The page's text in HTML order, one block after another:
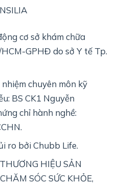
cơ sở khám chữa
GPHĐ do sở Y tế Tp.
chuyên môn kỹ
BS CK1 Nguyễn
chỉ hành nghề:
ro bởi Chubb Life.
HIỆU SẢN
SÓC SỨC KHỎE,